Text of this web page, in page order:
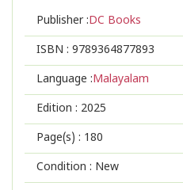
Publisher :DC Books
ISBN : 9789364877893
Language :Malayalam
Edition : 2025
Page(s) : 180
Condition : New